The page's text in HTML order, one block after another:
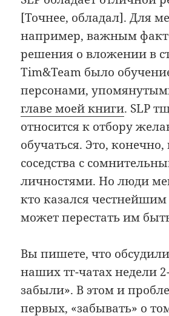
[Точнее, обладал]. Для
например, важным
решения о вложении в
Tim&Team было
персонами,
главе моей книги. SLP
относится к отбору
обучаться. Это, конечно,
соседства с
личностями. Но люди
кто казался
может перестать им
Вы пишете, что
наших тг-чатах недели
забыли». В этом и
первых, «забывать» о